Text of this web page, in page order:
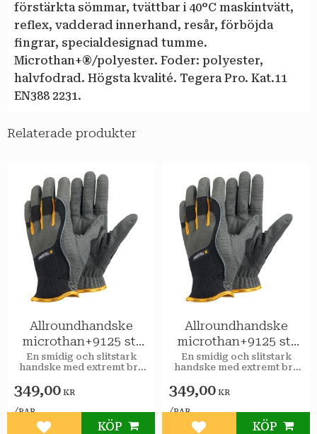
förstärkta sömmar, tvättbar i 40°C maskintvätt,
reflex, vadderad innerhand, resår, förböjda
fingrar, specialdesignad tumme.
Microthan+®/polyester. Foder: polyester,
halvfodrad. Högsta kvalité. Tegera Pro. Kat.11
EN388 2231.
Relaterade produkter
Allroundhandske
microthan+9125 stl
10
​En smidig och slitstark
handske med extremt bra
349,00 KR
/PAR
KÖP
Allroundhandske
microthan+9125 stl
11
​En smidig och slitstark
handske med extremt bra
349,00 KR
/PAR
KÖP